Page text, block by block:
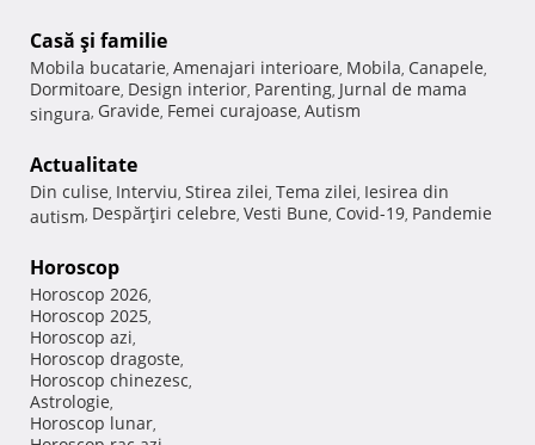
Casă şi familie
Mobila bucatarie, Amenajari interioare, Mobila, Canapele,
Dormitoare, Design interior, Parenting, Jurnal de mama
singura, Gravide, Femei curajoase, Autism
Actualitate
Din culise, Interviu, Stirea zilei, Tema zilei, Iesirea din
autism, Despărţiri celebre, Vesti Bune, Covid-19, Pandemie
Horoscop
Horoscop 2026,
Horoscop 2025,
Horoscop azi,
Horoscop dragoste,
Horoscop chinezesc,
Astrologie,
Horoscop lunar,